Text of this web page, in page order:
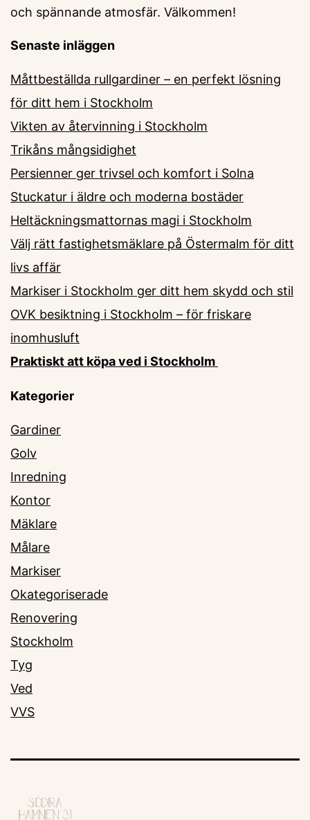
och spännande atmosfär. Välkommen!
Senaste inläggen
Måttbeställda rullgardiner – en perfekt lösning
för ditt hem i Stockholm
Vikten av återvinning i Stockholm
Trikåns mångsidighet
Persienner ger trivsel och komfort i Solna
Stuckatur i äldre och moderna bostäder
Heltäckningsmattornas magi i Stockholm
Välj rätt fastighetsmäklare på Östermalm för ditt
livs affär
Markiser i Stockholm ger ditt hem skydd och stil
OVK besiktning i Stockholm – för friskare
inomhusluft
Praktiskt att köpa ved i Stockholm
Kategorier
Gardiner
Golv
Inredning
Kontor
Mäklare
Målare
Markiser
Okategoriserade
Renovering
Stockholm
Tyg
Ved
VVS